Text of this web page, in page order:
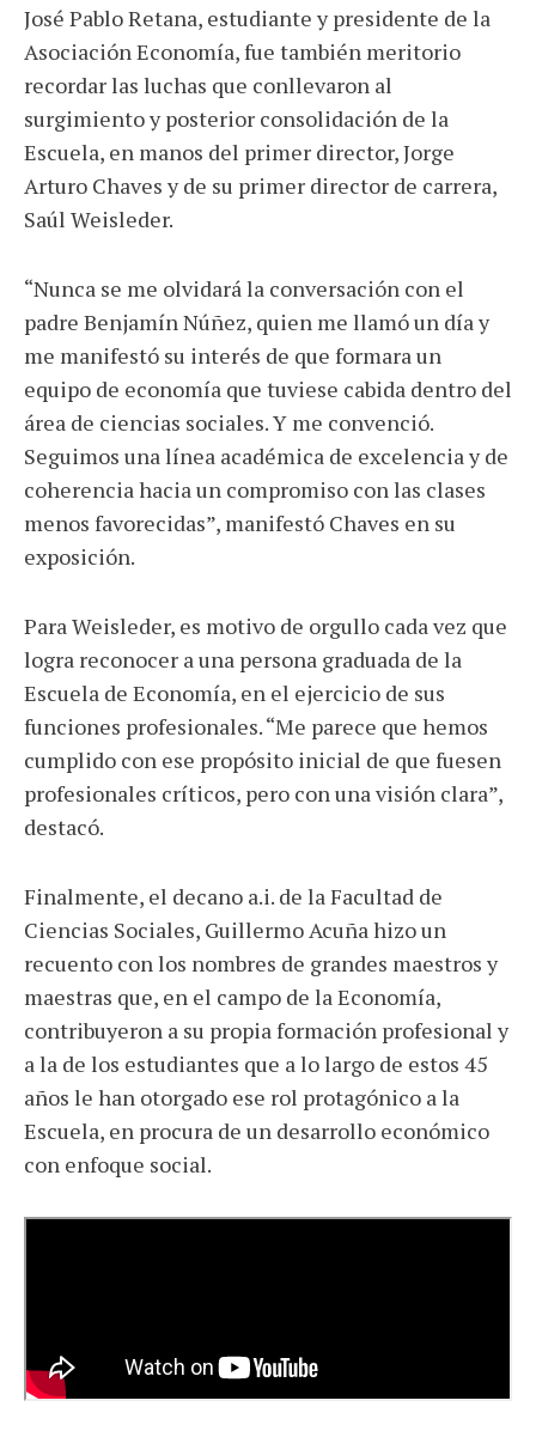
José Pablo Retana, estudiante y presidente de la
Asociación Economía, fue también meritorio
recordar las luchas que conllevaron al
surgimiento y posterior consolidación de la
Escuela, en manos del primer director, Jorge
Arturo Chaves y de su primer director de carrera,
Saúl Weisleder.
“Nunca se me olvidará la conversación con el
padre Benjamín Núñez, quien me llamó un día y
me manifestó su interés de que formara un
equipo de economía que tuviese cabida dentro del
área de ciencias sociales. Y me convenció.
Seguimos una línea académica de excelencia y de
coherencia hacia un compromiso con las clases
menos favorecidas”, manifestó Chaves en su
exposición.
Para Weisleder, es motivo de orgullo cada vez que
logra reconocer a una persona graduada de la
Escuela de Economía, en el ejercicio de sus
funciones profesionales. “Me parece que hemos
cumplido con ese propósito inicial de que fuesen
profesionales críticos, pero con una visión clara”,
destacó.
Finalmente, el decano a.i. de la Facultad de
Ciencias Sociales, Guillermo Acuña hizo un
recuento con los nombres de grandes maestros y
maestras que, en el campo de la Economía,
contribuyeron a su propia formación profesional y
a la de los estudiantes que a lo largo de estos 45
años le han otorgado ese rol protagónico a la
Escuela, en procura de un desarrollo económico
con enfoque social.